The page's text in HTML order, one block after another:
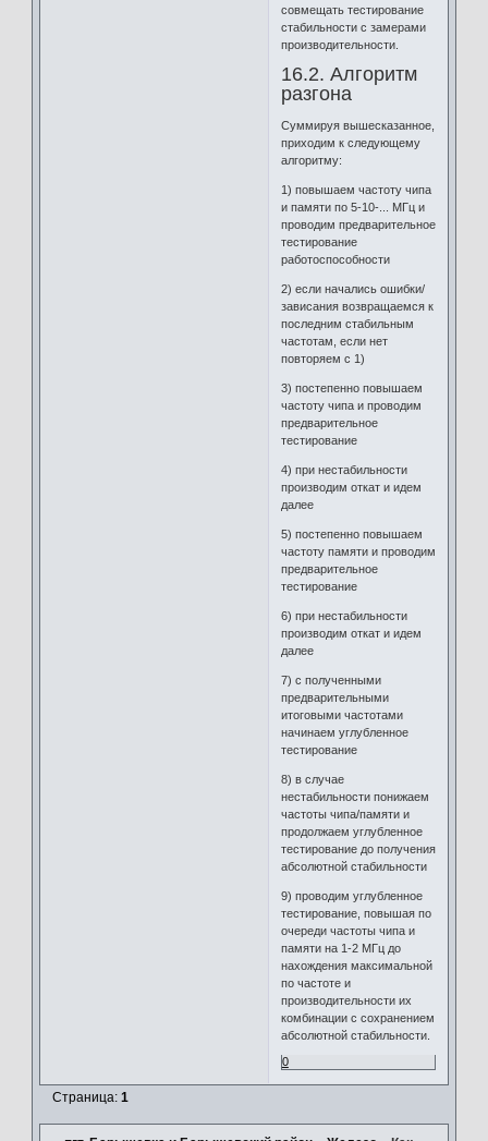
совмещать тестирование
стабильности с замерами
производительности.
16.2. Алгоритм
разгона
Суммируя вышесказанное,
приходим к следующему
алгоритму:
1) повышаем частоту чипа
и памяти по 5-10-... МГц и
проводим предварительное
тестирование
работоспособности
2) если начались ошибки/
зависания возвращаемся к
последним стабильным
частотам, если нет
повторяем с 1)
3) постепенно повышаем
частоту чипа и проводим
предварительное
тестирование
4) при нестабильности
производим откат и идем
далее
5) постепенно повышаем
частоту памяти и проводим
предварительное
тестирование
6) при нестабильности
производим откат и идем
далее
7) с полученными
предварительными
итоговыми частотами
начинаем углубленное
тестирование
8) в случае
нестабильности понижаем
частоты чипа/памяти и
продолжаем углубленное
тестирование до получения
абсолютной стабильности
9) проводим углубленное
тестирование, повышая по
очереди частоты чипа и
памяти на 1-2 МГц до
нахождения максимальной
по частоте и
производительности их
комбинации с сохранением
абсолютной стабильности.
0
Страница: 1